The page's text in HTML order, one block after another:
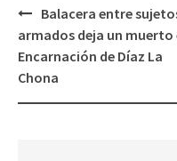
Post
navigation
Balacera entre
armados deja un muerto
Encarnación de Díaz La
Chona